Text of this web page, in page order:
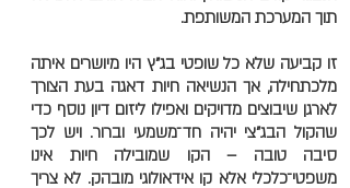
תוך המערכת המשותפת.
זו קביעה שלא כל שופטי בג"ץ היו מיושרים איתה
מלכתחילה, אך הנשיאה חיות דאגה בעת הצורך
לארגן שיבוצים מדויקים ואפילו ליזום דיון נוסף כדי
שהקול הבג"צי יהיה חד־משמעי וברור. ויש לכך
סיבה טובה – הקו שמובילה חיות אינו
משפטי־כלכלי אלא קו אידאולוגי מובהק. לא צריך